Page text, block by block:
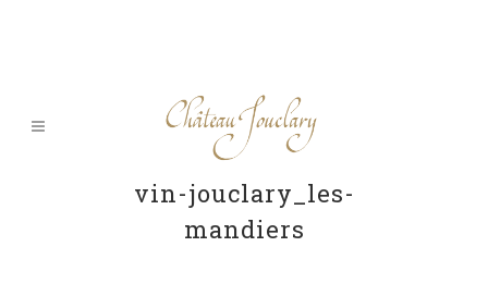
vin-jouclary_les-
mandiers